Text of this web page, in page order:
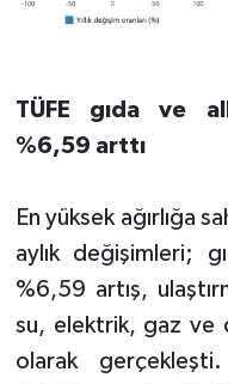
TÜFE gıda ve
%6,59 arttı
En yüksek ağırlığa
aylık değişimleri;
%6,59 artış,
su, elektrik, gaz ve
olarak